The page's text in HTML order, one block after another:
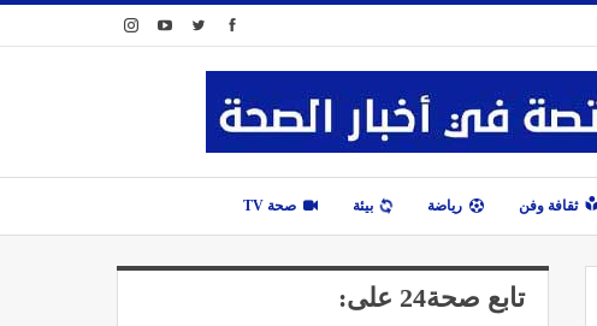
ثقافة وفن رياضة بيئة صحة TV
تابع صحة24 على: